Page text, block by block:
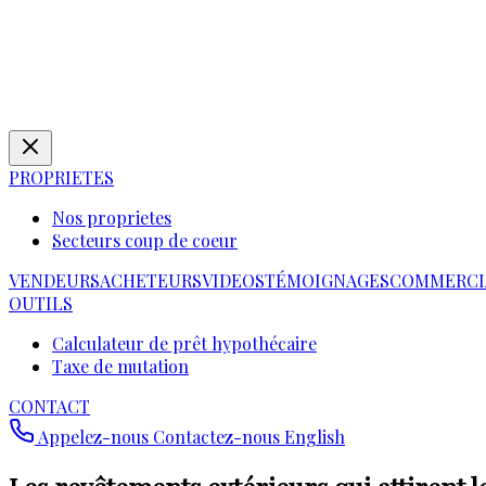
PROPRIETES
Nos proprietes
Secteurs coup de coeur
VENDEURSACHETEURSVIDEOSTÉMOIGNAGES
OUTILS
Calculateur de prêt hypothécaire
Taxe de mutation
CONTACT
Appelez-nous Contactez-nousEnglish